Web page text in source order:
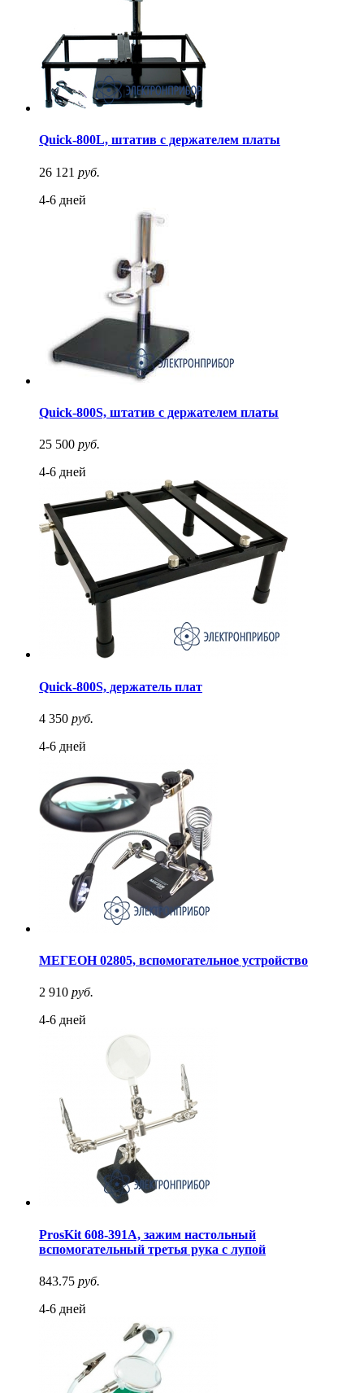
Quick-800L, штатив с держателем платы
26 121 руб.
4-6 дней
Quick-800S, штатив с держателем платы
25 500 руб.
4-6 дней
Quick-800S, держатель плат
4 350 руб.
4-6 дней
МЕГЕОН 02805, вспомогательное устройство
2 910 руб.
4-6 дней
ProsKit 608-391A, зажим настольный
вспомогательный третья рука с лупой
843.75 руб.
4-6 дней